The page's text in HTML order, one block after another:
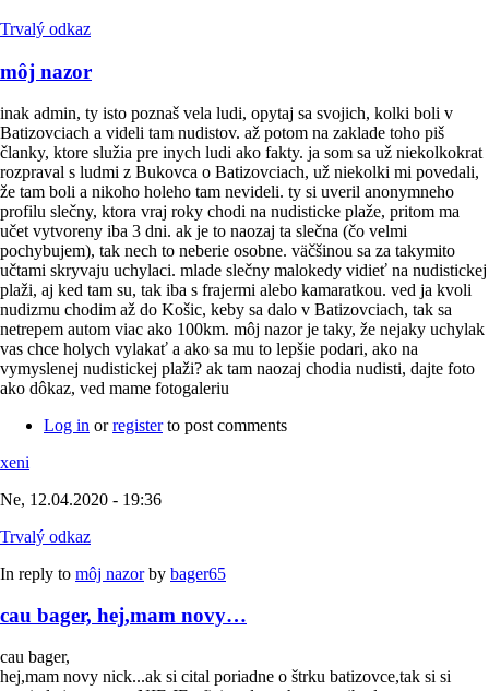
Trvalý odkaz
môj nazor
inak admin, ty isto poznaš vela ludi, opytaj sa svojich, kolki boli v
Batizovciach a videli tam nudistov. až potom na zaklade toho piš
članky, ktore služia pre inych ludi ako fakty. ja som sa už niekolkokrat
rozpraval s ludmi z Bukovca o Batizovciach, už niekolki mi povedali,
že tam boli a nikoho holeho tam nevideli. ty si uveril anonymneho
profilu slečny, ktora vraj roky chodi na nudisticke plaže, pritom ma
učet vytvoreny iba 3 dni. ak je to naozaj ta slečna (čo velmi
pochybujem), tak nech to neberie osobne. väčšinou sa za takymito
učtami skryvaju uchylaci. mlade slečny malokedy vidieť na nudistickej
plaži, aj ked tam su, tak iba s frajermi alebo kamaratkou. ved ja kvoli
nudizmu chodim až do Košic, keby sa dalo v Batizovciach, tak sa
netrepem autom viac ako 100km. môj nazor je taky, že nejaky uchylak
vas chce holych vylakať a ako sa mu to lepšie podari, ako na
vymyslenej nudistickej plaži? ak tam naozaj chodia nudisti, dajte foto
ako dôkaz, ved mame fotogaleriu
Log in orregisterto post comments
xeni
Ne, 12.04.2020 - 19:36
Trvalý odkaz
In reply to môj nazorby bager65
cau bager, hej,mam novy…
cau bager,
hej,mam novy nick...ak si cital poriadne o štrku batizovce,tak si si